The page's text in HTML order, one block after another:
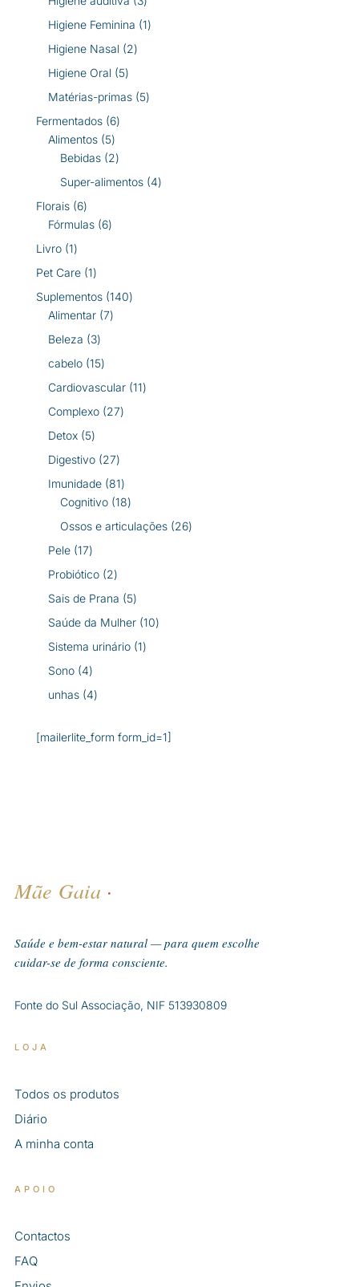
produtos
Higiene Feminina 11
Higiene Nasal 22
Higiene Oral 55
produtos
Matérias-primas 55
Fermentados 66
Alimentos 55
produtos
Bebidas 22
produtos
Super-alimentos 44
Florais 66
produtos
Fórmulas 66
Livro 11
produto
Pet Care 11
produto
Suplementos 140140
Alimentar 77
Beleza 33
produtos
cabelo 1515
produtos
Cardiovascular 1111
Complexo 2727
Detox 55
produtos
Digestivo 2727
produtos
Imunidade 8181
produtos
Cognitivo 1818
produtos
Ossos e articulações 2626
Pele 1717
produtos
Probiótico 22
produtos
Sais de Prana 55
produtos
Saúde da Mulher 1010
Sistema urinário 11
Sono 44
produtos
unhas 44
[mailerlite_form form_id=1]
Mãe Gaia ·
Saúde e bem-estar natural — para quem escolhe
cuidar-se de forma consciente.
Fonte do Sul Associação, NIF 513930809
LOJA
Todos os produtos
Diário
A minha conta
APOIO
Contactos
FAQ